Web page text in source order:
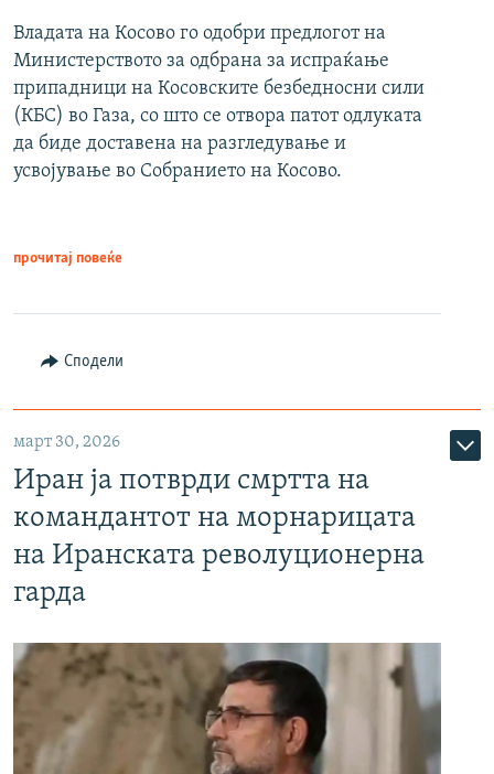
Владата на Косово го одобри предлогот на
Министерството за одбрана за испраќање
припадници на Косовските безбедносни сили
(КБС) во Газа, со што се отвора патот одлуката
да биде доставена на разгледување и
усвојување во Собранието на Косово.
прочитај повеќе
Сподели
март 30, 2026
Иран ја потврди смртта на
командантот на морнарицата
на Иранската револуционерна
гарда